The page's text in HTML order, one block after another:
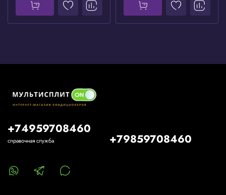
+74959708460
справочная служба +79859708460